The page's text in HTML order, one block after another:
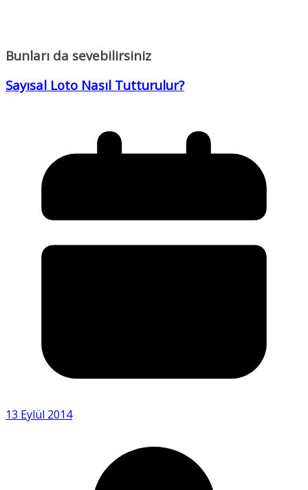
Bunları da sevebilirsiniz
Sayısal Loto Nasıl Tutturulur?
13 Eylül 2014